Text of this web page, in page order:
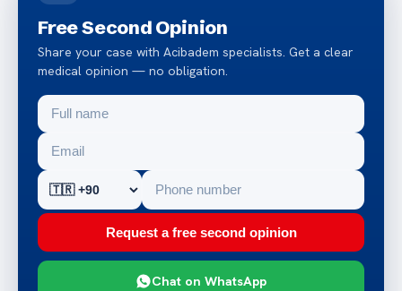
Free Second Opinion
Share your case with Acibadem specialists. Get a clear
medical opinion — no obligation.
Request a free second opinion
Chat on WhatsApp